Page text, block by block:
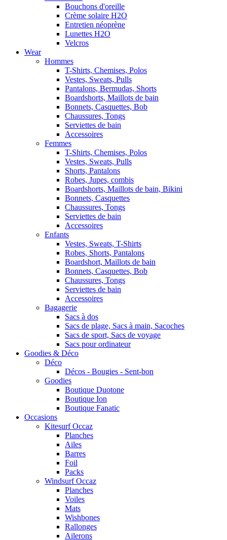
Bouchons d'oreille
Crème solaire H2O
Entretien néoprène
Lunettes H2O
Velcros
Wear
Hommes
T-Shirts, Chemises, Polos
Vestes, Sweats, Pulls
Pantalons, Bermudas, Shorts
Boardshorts, Maillots de bain
Bonnets, Casquettes, Bob
Chaussures, Tongs
Serviettes de bain
Accessoires
Femmes
T-Shirts, Chemises, Polos
Vestes, Sweats, Pulls
Shorts, Pantalons
Robes, Jupes, combis
Boardshorts, Maillots de bain, Bikini
Bonnets, Casquettes
Chaussures, Tongs
Serviettes de bain
Accessoires
Enfants
Vestes, Sweats, T-Shirts
Robes, Shorts, Pantalons
Boardshort, Maillots de bain
Bonnets, Casquettes, Bob
Chaussures, Tongs
Serviettes de bain
Accessoires
Bagagerie
Sacs à dos
Sacs de plage, Sacs à main, Sacoches
Sacs de sport, Sacs de voyage
Sacs pour ordinateur
Goodies & Déco
Déco
Décos - Bougies - Sent-bon
Goodies
Boutique Duotone
Boutique Ion
Boutique Fanatic
Occasions
Kitesurf Occaz
Planches
Ailes
Barres
Foil
Packs
Windsurf Occaz
Planches
Voiles
Mats
Wishbones
Rallonges
Ailerons